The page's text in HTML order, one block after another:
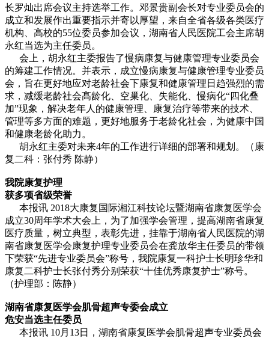
长罗灿出席会议主持选举工作。邓景贵副会长对专业委员会的
成立和发展作出重要指示并寄以厚望，来自全省各级各类医疗
机构、高校的55位委员参加会议，湖南省人民医院工会主席胡
永红当选为主任委员。
会上，胡永红主委报告了慢病康复与健康管理专业委员会
的筹建工作情况。并表示，成立慢病康复与健康管理专业委员
会，旨在更好地应对老龄社会下康复和健康管理日趋强烈的需
求，减缓老龄社会髙龄化、空巢化、失能化、慢病化“四化叠
加”现象，解决老年人的健康管理、康复治疗等带来的技术、
管理等多方面的难题，更好地服务于老龄化社会，为健康中国
和健康老龄化助力。
胡永红主委对未来4年的工作进行详细的部署和规划。（康
复二科：张付秀 陈静）
我院康复护理
获多项省级荣誉
本报讯 2018大康复国际湘江科技论坛暨湖南省康复医学会
成立30周年学术大会上，为了加强学会管理，提高湖南省康复
医疗质量，树立典型，表彰先进，挂靠于湖南省人民医院的湖
南省康复医学会康复护理专业委员会在龚放华主任委员的带领
下荣获“先进专业委员会”称号，我院康复一科护士长明珍华和
康复二科护士长张付秀分别荣获“十佳优秀康复护士”称号。
（护理部：陈静）
湖南省康复医学会肌骨超声专委会成立
危安当选主任委员
本报讯 10月13日，湖南省康复医学会肌骨超声专业委员会